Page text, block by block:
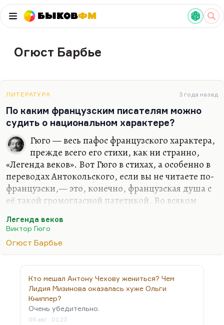
БыковФМ
Огюст Барбье
ЛИТЕРАТУРА 3 года назад
По каким французским писателям можно
судить о национальном характере?
Гюго — весь пафос французского характера,
прежде всего его стихи, как ни странно,
«Легенда веков». Вот Гюго в стихах, а особенно в
переводах Антокольского, если вы не читаете по-
французски,— это, конечно, французская душа с
её такой громогласной патетикой. Во всяком
чем, например, у Барбье (тоже, кстати, хорошего
поэта). Ну, помните:
Свобода — женщина с упругой, мощной грудью,
С загаром на щеке,
С горящим фитилем, приложенным к орудью,
В дымящейся руке.
Могучих лишь одних к своим приемлет недрам
Могучая жена.
Легенда веков
Виктор Гюго
Огюст Барбье
Кто мешал Антону Чехову жениться? Чем
Лидия Мизинова оказалась хуже Ольги
Книппер?
Очень убедительно.
06 авг., 01:23